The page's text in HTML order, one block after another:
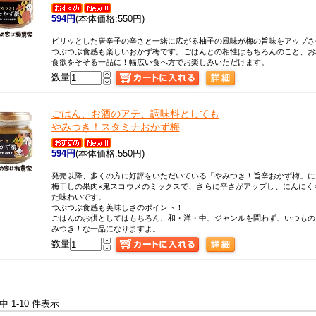
594円(本体価格:550円)
ピリッとした唐辛子の辛さと一緒に広がる柚子の風味が梅の旨味をアップ
つぶつぶ食感も楽しいおかず梅です。ごはんとの相性はもちろんのこと、
食欲をそそる一品に！幅広い食べ方でお楽しみいただけます。
数量
ごはん、お酒のアテ、調味料としても
やみつき！スタミナおかず梅
594円(本体価格:550円)
発売以降、多くの方に好評をいただいている「やみつき！旨辛おかず梅」
梅干しの果肉×鬼スコウメのミックスで、さらに辛さがアップし、にんに
た味わいです。
つぶつぶ食感も美味しさのポイント！
ごはんのお供としてはもちろん、和・洋・中、ジャンルを問わず、いつも
みつき！な一品になりますよ。
数量
1-10 件表示